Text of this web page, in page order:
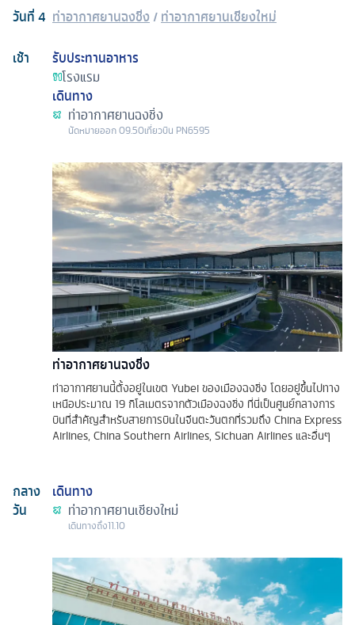
วันที่4 ท่าอากาศยานฉงชิ่ง/ท่าอากาศยานเชียงใหม่
เช้า
รับประทานอาหาร
โรงแรม
เดินทาง
ท่าอากาศยานฉงชิ่ง
นัดหมายออก09.50เที่ยวบิน PN6595
ท่าอากาศยานฉงชิ่ง
ท่าอากาศยานนี้ตั้งอยู่ในเขต Yubei ของเมืองฉงชิ่ง โดยอยู่ขึ้นไปทาง
เหนือประมาณ 19 กิโลเมตรจากตัวเมืองฉงชิ่ง ที่นี่เป็นศูนย์กลางการ
บินที่สำคัญสำหรับสายการบินในจีนตะวันตกที่รวมถึง China Express
Airlines, China Southern Airlines, Sichuan Airlines และอื่นๆ
กลาง
วัน
เดินทาง
ท่าอากาศยานเชียงใหม่
เดินทางถึง11.10